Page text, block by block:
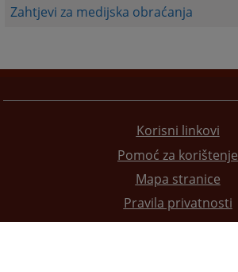
Zahtjevi za medijska obraćanja
Korisni linkovi
Pomoć za korištenje
Mapa stranice
Pravila privatnosti